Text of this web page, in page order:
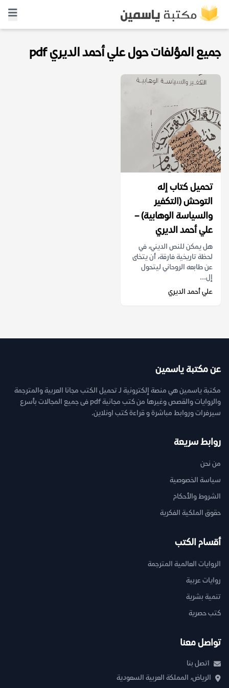
جميع المؤلفات حول علي أحمد الديري pdf
تحميل كتاب إله
التوحش (التكفير
والسياسة الوهابية) –
علي أحمد الديري
هل يمكن للنص الديني، في
لحظة تاريخية فارقة، أن يتخلى
عن طابعه الروحاني ليتحول
إل...
علي أحمد الديري
عن مكتبة ياسمين
مكتبة ياسمين هي منصة إلكترونية لـ تحميل الكتب مجانا العربية والمترجمة
والروايات والقصص وغيرها من كتب مجانية pdf فى جميع المجالات بأسرع
سيرفرات وروابط مباشرة و قراءة كتب اونلاين.
روابط سريعة
من نحن
سياسة الخصوصية
الشروط والأحكام
حقوق الملكية الفكرية
أقسام الكتب
الروايات العالمية المترجمة
روايات عربية
تنمية بشرية
كتب حصرية
تواصل معنا
اتصل بنا
الرياض، المملكة العربية السعودية